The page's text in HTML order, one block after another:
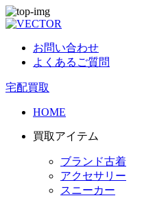
お問い合わせ
よくあるご質問
宅配買取
HOME
買取アイテム
ブランド古着
アクセサリー
スニーカー